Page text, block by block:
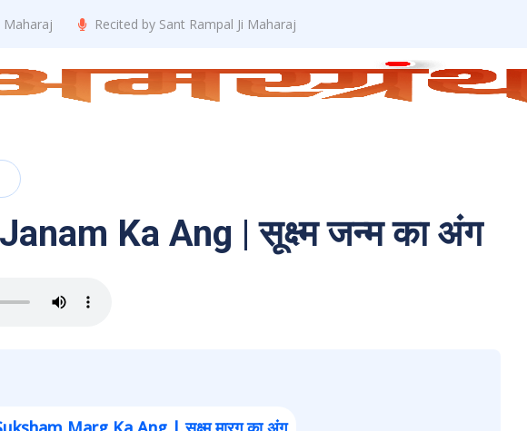
Maharaj Recited by Sant Rampal Ji Maharaj
Ka Ang | सूक्ष्म जन्म का अंग